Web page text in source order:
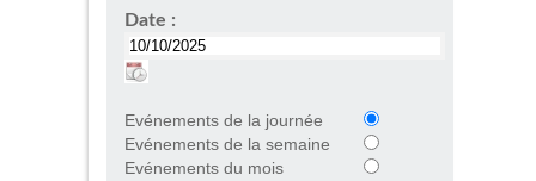
Date :
Evénements de la journée
Evénements de la semaine
Evénements du mois